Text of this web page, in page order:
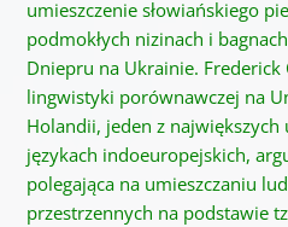
umieszczenie słowiańskiego
podmokłych nizinach i
Dniepru na Ukrainie.
lingwistyki porównawczej na
Holandii, jeden z największych
językach indoeuropejskich,
polegająca na umieszczaniu
przestrzennych na podstawie